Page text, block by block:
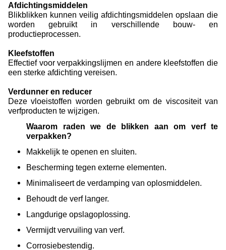
Afdichtingsmiddelen
Blikblikken kunnen veilig afdichtingsmiddelen opslaan die
worden gebruikt in verschillende bouw- en
productieprocessen.
Kleefstoffen
Effectief voor verpakkingslijmen en andere kleefstoffen die
een sterke afdichting vereisen.
Verdunner en reducer
Deze vloeistoffen worden gebruikt om de viscositeit van
verfproducten te wijzigen.
Waarom raden we de blikken aan om verf te
verpakken?
Makkelijk te openen en sluiten.
Bescherming tegen externe elementen.
Minimaliseert de verdamping van oplosmiddelen.
Behoudt de verf langer.
Langdurige opslagoplossing.
Vermijdt vervuiling van verf.
Corrosiebestendig.